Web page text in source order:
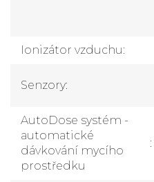
Ionizátor vzduchu:
Senzory:
AutoDose systém -
automatické
dávkování mycího
prostředku
: